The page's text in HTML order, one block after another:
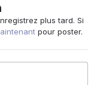
plus tard. Si
pour poster.